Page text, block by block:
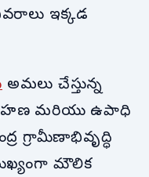
ఇక్కడ
అమలు చేస్తున్న
మరియు ఉపాధి
గ్రామీణాభివృద్ధి
మౌలిక